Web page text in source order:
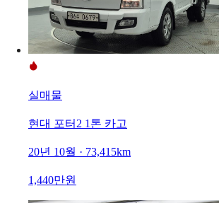
실매물
현대 포터2 1톤 카고
20년 10월 · 73,415km
1,440만원